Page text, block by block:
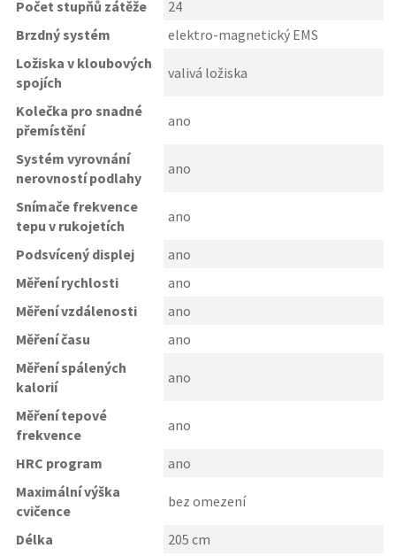
Počet stupňů zátěže
24
Brzdný systém
elektro-magnetický EMS
Ložiska v kloubových
spojích
valivá ložiska
Kolečka pro snadné
přemístění
ano
Systém vyrovnání
nerovností podlahy
ano
Snímače frekvence
tepu v rukojetích
ano
Podsvícený displej
ano
Měření rychlosti
ano
Měření vzdálenosti
ano
Měření času
ano
Měření spálených
kalorií
ano
Měření tepové
frekvence
ano
HRC program
ano
Maximální výška
cvičence
bez omezení
Délka 205 cm